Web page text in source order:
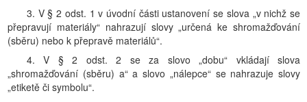
3. V § 2 odst. 1 v úvodní části ustanovení se slova „v nichž se
přepravují materiály“ nahrazují slovy „určená ke shromažďování
(sběru) nebo k přepravě materiálů“.
4. V § 2 odst. 2 se za slovo „dobu“ vkládají slova
„shromažďování (sběru) a“ a slovo „nálepce“ se nahrazuje slovy
„etiketě či symbolu“.